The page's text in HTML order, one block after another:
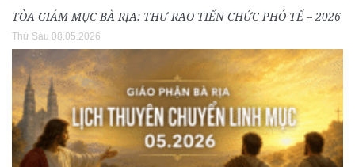
TÒA GIÁM MỤC BÀ RỊA: THƯ RAO TIẾN CHỨC PHÓ TẾ – 2026
Thứ Sáu 08.05.2026